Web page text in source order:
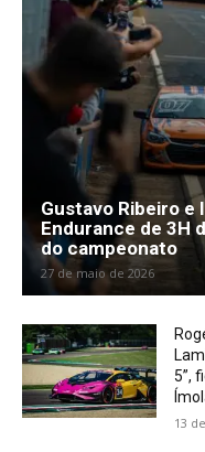
Gustavo Ribeiro e
Endurance de 3H
do campeonato
27 de maio de 2026
5”,
13